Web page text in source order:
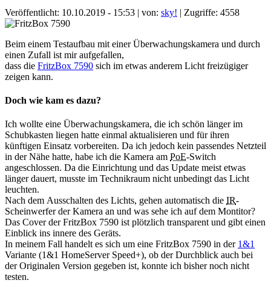
Veröffentlicht: 10.10.2019 - 15:53 | von: sky! | Zugriffe: 4558
Beim einem Testaufbau mit einer Überwachungskamera und durch
einen Zufall ist mir aufgefallen,
dass die FritzBox 7590 sich im etwas anderem Licht freizügiger
zeigen kann.
Doch wie kam es dazu?
Ich wollte eine Überwachungskamera, die ich schön länger im
Schubkasten liegen hatte einmal aktualisieren und für ihren
künftigen Einsatz vorbereiten. Da ich jedoch kein passendes Netzteil
in der Nähe hatte, habe ich die Kamera am PoE-Switch
angeschlossen. Da die Einrichtung und das Update meist etwas
länger dauert, musste im Technikraum nicht unbedingt das Licht
leuchten.
Nach dem Ausschalten des Lichts, gehen automatisch die IR-
Scheinwerfer der Kamera an und was sehe ich auf dem Montitor?
Das Cover der FritzBox 7590 ist plötzlich transparent und gibt einen
Einblick ins innere des Geräts.
In meinem Fall handelt es sich um eine FritzBox 7590 in der 1&1
Variante (1&1 HomeServer Speed+), ob der Durchblick auch bei
der Originalen Version gegeben ist, konnte ich bisher noch nicht
testen.